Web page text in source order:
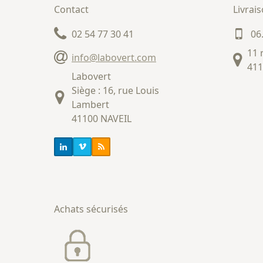
Contact
02 54 77 30 41
info@labovert.com
Labovert
Siège : 16, rue Louis
Lambert
41100 NAVEIL
11
Achats sécurisés